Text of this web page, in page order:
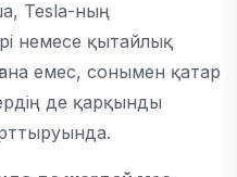
Tesla-ның
немесе қытайлық
емес, сонымен қатар
де қарқынды